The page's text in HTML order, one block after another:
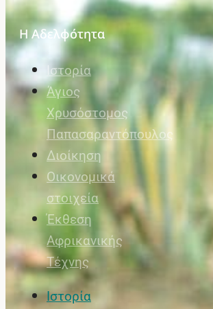
Η Αδελφότητα
Ιστορία
Άγιος
Χρυσόστομος
Παπασαραντόπουλος
Διοίκηση
Οικονομικά
στοιχεία
Έκθεση
Αφρικανικής
Τέχνης
Ιστορία